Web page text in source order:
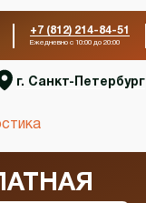
+7 (812) 214-84-51
Ежедневно с 10:00 до 20:00
г. Санкт-Петербург